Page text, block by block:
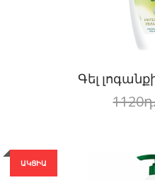
Գել լոգանքի
1120
ԱԿՑԻԱ